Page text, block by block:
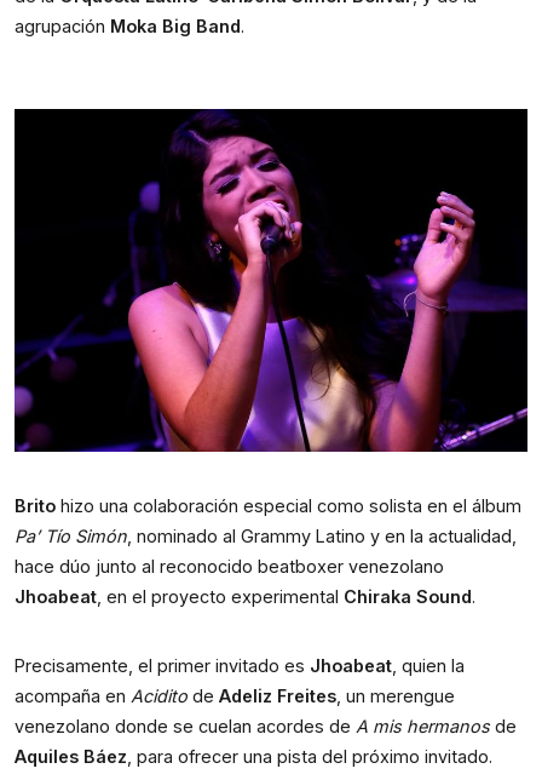
agrupación Moka Big Band.
Brito
Pa’ Tío Simón , nominado al Grammy Latino y en la actualidad,
Jhoabeat , en el proyecto experimental Chiraka Sound.
Precisamente, el primer invitado es Jhoabeat , quien la
acompaña en Acidito de Adeliz Freites , un merengue
venezolano donde se cuelan acordes de A mis hermanos
Aquiles Báez , para ofrecer una pista del próximo invitado.